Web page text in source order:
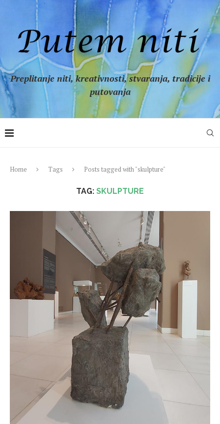
Preplitanje niti, kreativnosti, stvaranja, tradicije i
putovanja
Home Tags Posts tagged with "skulpture"
TAG: SKULPTURE